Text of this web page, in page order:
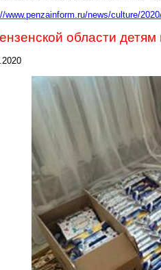
www.penzainform.ru/news/culture/
области